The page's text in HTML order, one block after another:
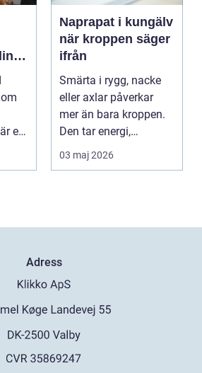
ett
...
Naprapat i kungälv
när kroppen säger
ifrån
Smärta i rygg, nacke
eller axlar påverkar
mer än bara kroppen.
Den tar energi,
koncentration och
03 maj 2026
Adress